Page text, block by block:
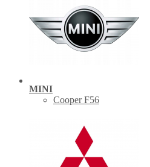
MINI
Cooper F56